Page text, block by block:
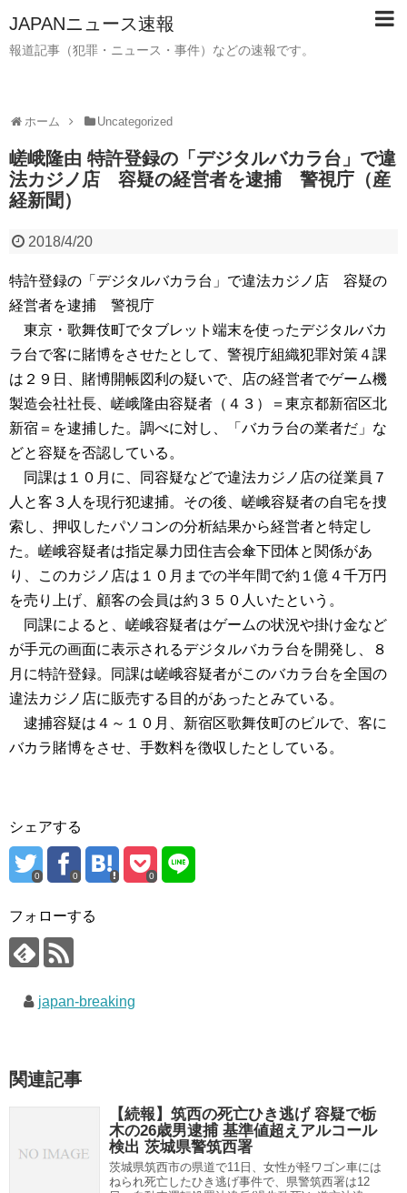
JAPANニュース速報
報道記事（犯罪・ニュース・事件）などの速報です。
ホーム Uncategorized
嵯峨隆由 特許登録の「デジタルバカラ台」で違
法カジノ店 容疑の経営者を逮捕 警視庁（産
経新聞）
2018/4/20
特許登録の「デジタルバカラ台」で違法カジノ店 容疑の
経営者を逮捕 警視庁
東京・歌舞伎町でタブレット端末を使ったデジタルバカ
ラ台で客に賭博をさせたとして、警視庁組織犯罪対策４課
は２９日、賭博開帳図利の疑いで、店の経営者でゲーム機
製造会社社長、嵯峨隆由容疑者（４３）＝東京都新宿区北
新宿＝を逮捕した。調べに対し、「バカラ台の業者だ」な
どと容疑を否認している。
同課は１０月に、同容疑などで違法カジノ店の従業員７
人と客３人を現行犯逮捕。その後、嵯峨容疑者の自宅を捜
索し、押収したパソコンの分析結果から経営者と特定し
た。嵯峨容疑者は指定暴力団住吉会傘下団体と関係があ
り、このカジノ店は１０月までの半年間で約１億４千万円
を売り上げ、顧客の会員は約３５０人いたという。
同課によると、嵯峨容疑者はゲームの状況や掛け金など
が手元の画面に表示されるデジタルバカラ台を開発し、８
月に特許登録。同課は嵯峨容疑者がこのバカラ台を全国の
違法カジノ店に販売する目的があったとみている。
逮捕容疑は４～１０月、新宿区歌舞伎町のビルで、客に
バカラ賭博をさせ、手数料を徴収したとしている。
シェアする
0 0 0
フォローする
japan-breaking
関連記事
【続報】筑西の死亡ひき逃げ 容疑で栃
木の26歳男逮捕 基準値超えアルコール
検出 茨城県警筑西署
茨城県筑西市の県道で11日、女性が軽ワゴン車には
ねられ死亡したひき逃げ事件で、県警筑西署は12